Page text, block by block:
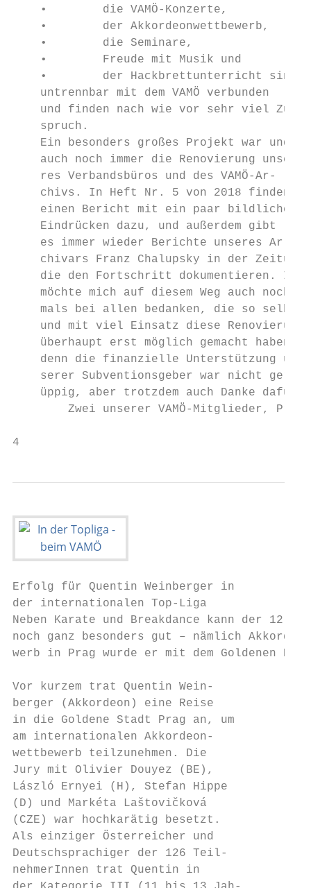
•        die VAMÖ-Konzerte,
•        der Akkordeonwettbewerb,
•        die Seminare,
•        Freude mit Musik und
•        der Hackbrettunterricht sind
untrennbar mit dem VAMÖ verbunden
und finden nach wie vor sehr viel Zu-
spruch.
Ein besonders großes Projekt war und
auch noch immer die Renovierung unse-
res Verbandsbüros und des VAMÖ-Ar-
chivs. In Heft Nr. 5 von 2018 finden
einen Bericht mit ein paar bildlichen
Eindrücken dazu, und außerdem gibt
es immer wieder Berichte unseres Ar-
chivars Franz Chalupsky in der
die den Fortschritt dokumentieren.
möchte mich auf diesem Weg auch noch-
mals bei allen bedanken, die so
und mit viel Einsatz diese
überhaupt erst möglich gemacht haben,
denn die finanzielle Unterstützung
serer Subventionsgeber war nicht
üppig, aber trotzdem auch Danke
Zwei unserer VAMÖ-Mitglieder,
4
Erfolg für Quentin Weinberger in
der internationalen Top-Liga
Neben Karate und Breakdance kann der 12-
noch ganz besonders gut – nämlich
werb in Prag wurde er mit dem Goldenen
Vor kurzem trat Quentin Wein-
berger (Akkordeon) eine Reise
in die Goldene Stadt Prag an, um
am internationalen Akkordeon-
wettbewerb teilzunehmen. Die
Jury mit Olivier Douyez (BE),
László Ernyei (H), Stefan Hippe
(D) und Markéta Laštovičková
(CZE) war hochkarätig besetzt.
Als einziger Österreicher und
Deutschsprachiger der 126 Teil-
nehmerInnen trat Quentin in